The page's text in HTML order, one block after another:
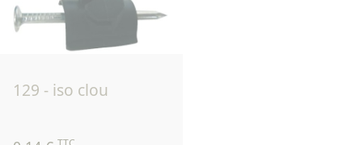
129 - iso clou